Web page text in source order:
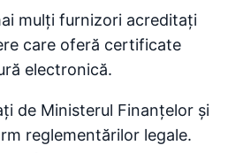
mulți furnizori acreditați
care oferă certificate
electronică.
de Ministerul Finanțelor și
reglementărilor legale.